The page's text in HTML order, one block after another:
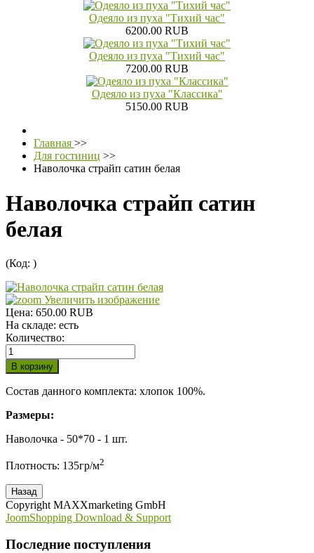
Одеяло из пуха "Тихий час"
6200.00 RUB
Одеяло из пуха "Тихий час"
7200.00 RUB
Одеяло из пуха "Классика"
5150.00 RUB
Главная >>
Для гостиниц >>
Наволочка страйп сатин белая
Наволочка страйп сатин
белая
(Код: )
Увеличить изображение
Цена: 650.00 RUB
На складе: есть
Количество:
Состав данного комплекта: хлопок 100%.
Размеры:
Наволочка - 50*70 - 1 шт.
Плотность: 135гр/м2
Copyright MAXXmarketing GmbH
JoomShopping Download & Support
Последние поступления